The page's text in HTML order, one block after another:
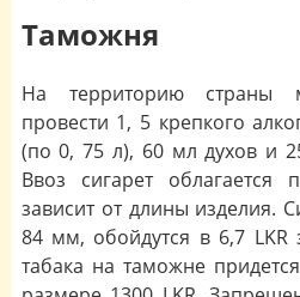
Таможня
На территорию страны
провести 1, 5 крепкого
(по 0, 75 л), 60 мл духов и
Ввоз сигарет
зависит от длины изделия.
84 мм, обойдутся в 6,7 LKR
табака на таможне